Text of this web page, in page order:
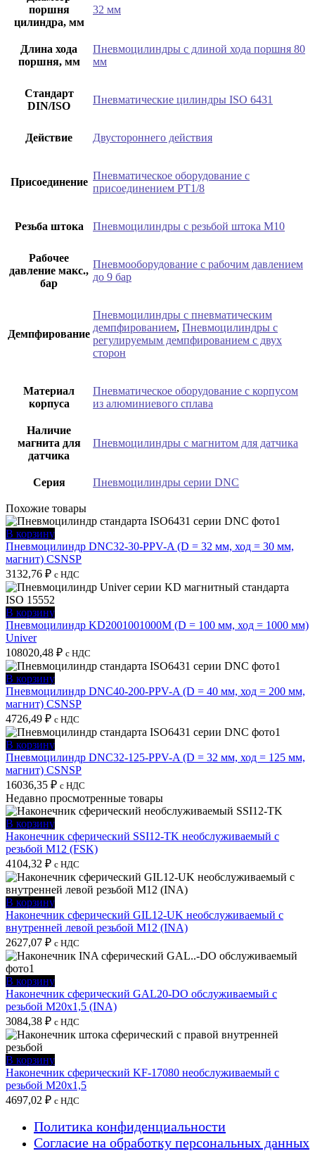
поршня
цилиндра, мм
32 мм
Длина хода
поршня, мм
Пневмоцилиндры с длиной хода поршня 80
мм
Стандарт
DIN/ISO
Пневматические цилиндры ISO 6431
Действие Двустороннего действия
Присоединение
Пневматическое оборудование с
присоединением РТ1/8
Резьба штока Пневмоцилиндры с резьбой штока М10
Рабочее
давление макс.,
бар
Пневмооборудование с рабочим давлением
до 9 бар
Демпфирование
Пневмоцилиндры с пневматическим
демпфированием, Пневмоцилиндры с
регулируемым демпфированием с двух
сторон
Материал
корпуса
Пневматическое оборудование с корпусом
из алюминиевого сплава
Наличие
магнита для
датчика
Пневмоцилиндры с магнитом для датчика
Серия Пневмоцилиндры серии DNC
Похожие товары
В корзину
Пневмоцилиндр DNC32-30-PPV-A (D = 32 мм, ход = 30 мм,
магнит) CSNSP
3132,76 ₽ с НДС
В корзину
Пневмоцилиндр KD2001001000M (D = 100 мм, ход = 1000 мм)
Univer
108020,48 ₽ с НДС
В корзину
Пневмоцилиндр DNC40-200-PPV-A (D = 40 мм, ход = 200 мм,
магнит) CSNSP
4726,49 ₽ с НДС
В корзину
Пневмоцилиндр DNC32-125-PPV-A (D = 32 мм, ход = 125 мм,
магнит) CSNSP
16036,35 ₽ с НДС
Недавно просмотренные товары
В корзину
Наконечник сферический SSI12-TK необслуживаемый с
резьбой M12 (FSK)
4104,32 ₽ с НДС
В корзину
Наконечник сферический GIL12-UK необслуживаемый с
внутренней левой резьбой M12 (INA)
2627,07 ₽ с НДС
В корзину
Наконечник сферический GAL20-DO обслуживаемый с
резьбой M20x1,5 (INA)
3084,38 ₽ с НДС
В корзину
Наконечник сферический KF-17080 необслуживаемый с
резьбой M20x1,5
4697,02 ₽ с НДС
Политика конфиденциальности
Согласие на обработку персональных данных